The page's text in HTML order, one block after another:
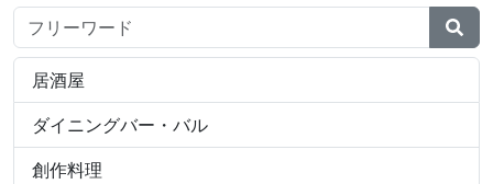
検索ワード
居酒屋
ダイニングバー・バル
創作料理